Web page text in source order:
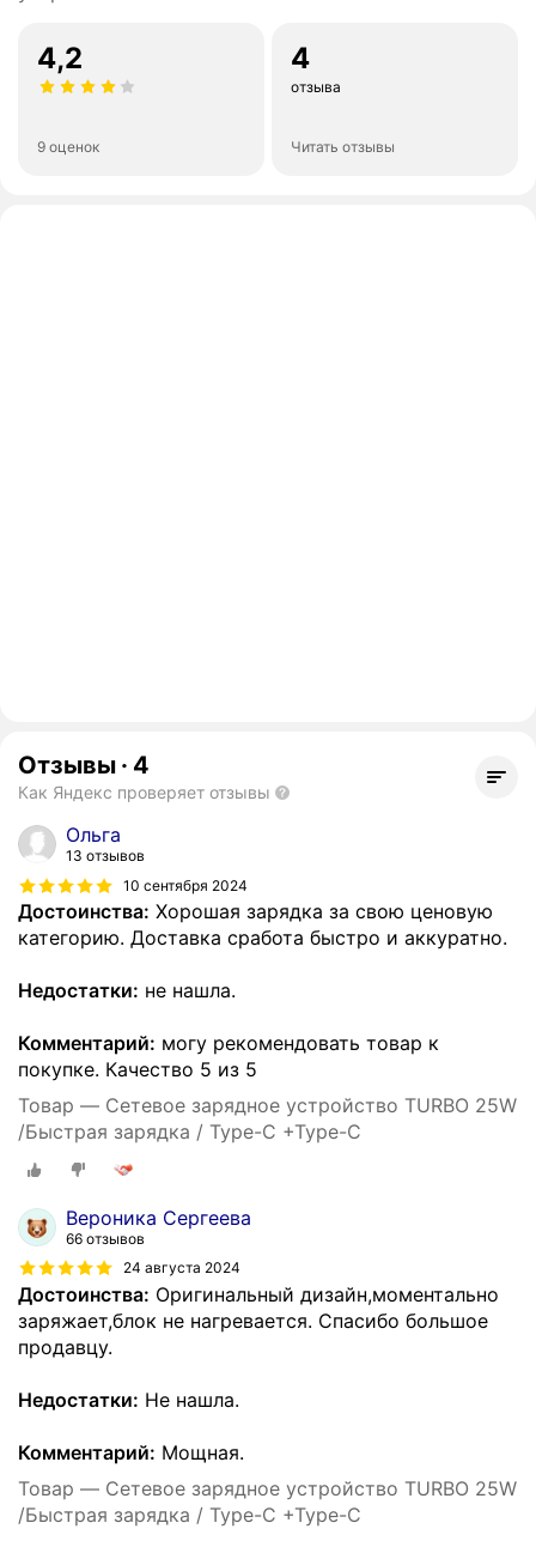
4,2
9 оценок
4
отзыва
Читать отзывы
Отзывы · 4
Как Яндекс проверяет отзывы
Ольга
13 отзывов
10 сентября 2024
Достоинства: Хорошая зарядка за свою ценовую
категорию. Доставка сработа быстро и аккуратно.
Недостатки: не нашла.
Комментарий: могу рекомендовать товар к
покупке. Качество 5 из 5
Товар — Сетевое зарядное устройство TURBO 25W
/Быстрая зарядка / Type-C +Type-C
Вероника Сергеева
66 отзывов
24 августа 2024
Достоинства: Оригинальный дизайн,моментально
заряжает,блок не нагревается. Спасибо большое
продавцу.
Недостатки: Не нашла.
Комментарий: Мощная.
Товар — Сетевое зарядное устройство TURBO 25W
/Быстрая зарядка / Type-C +Type-C